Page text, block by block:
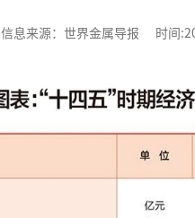
信息来源：世界金属导报 时间